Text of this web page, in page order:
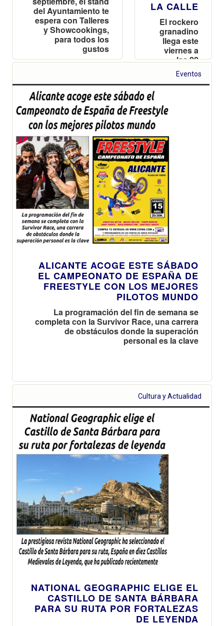
del Ayuntamiento te
espera con Talleres
y Showcookings,
para todos los
gustos
LA CALLE
El rockero
granadino
llega este
viernes a
las 22
horas a la
Plaza de
Toros con
Rock&Ríos
2023, con la
que cumple
cuarenta
musical en
escenarios
Eventos
ALICANTE ACOGE ESTE SÁBADO
EL CAMPEONATO DE ESPAÑA DE
FREESTYLE CON LOS MEJORES
PILOTOS MUNDO
La programación del fin de semana se
completa con la Survivor Race, una carrera
de obstáculos donde la superación
personal es la clave
Cultura y Actualidad
NATIONAL GEOGRAPHIC ELIGE EL
CASTILLO DE SANTA BÁRBARA
PARA SU RUTA POR FORTALEZAS
DE LEYENDA